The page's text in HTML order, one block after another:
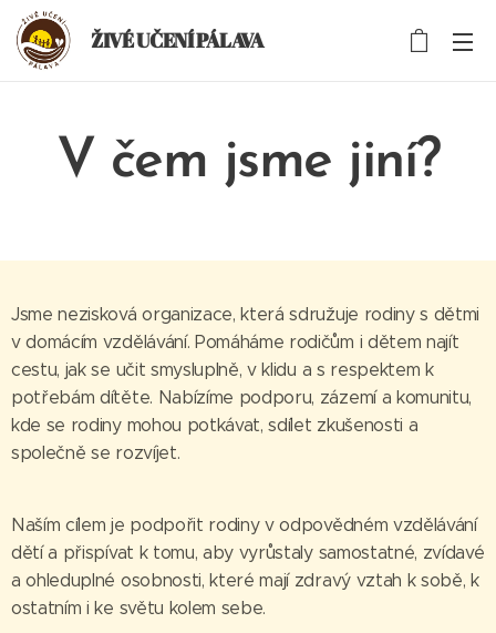
ŽIVÉ UČENÍ PÁLAVA
V čem jsme jiní?
Jsme nezisková organizace, která sdružuje rodiny s dětmi
v domácím vzdělávání. Pomáháme rodičům i dětem najít
cestu, jak se učit smysluplně, v klidu a s respektem k
potřebám dítěte. Nabízíme podporu, zázemí a komunitu,
kde se rodiny mohou potkávat, sdílet zkušenosti a
společně se rozvíjet.
Naším cílem je podpořit rodiny v odpovědném vzdělávání
dětí a přispívat k tomu, aby vyrůstaly samostatné, zvídavé
a ohleduplné osobnosti, které mají zdravý vztah k sobě, k
ostatním i ke světu kolem sebe.